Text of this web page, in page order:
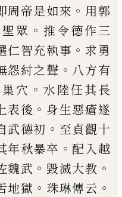
周帝是如來 。 用郭
眾 。 推令德作三
仁智充執事 。 求勇
怨紂之聲 。 八方有
穴 。 水陸任其長
上表後 。 身生惡瘡遂
武德初 。 至貞觀十
年秋暴卒 。 配入越
魏武 。 毀滅大教 。
地獄 。 珠琳傳云 。